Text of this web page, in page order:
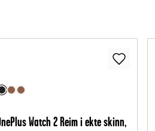
Watch 2 Reim i ekte skinn,